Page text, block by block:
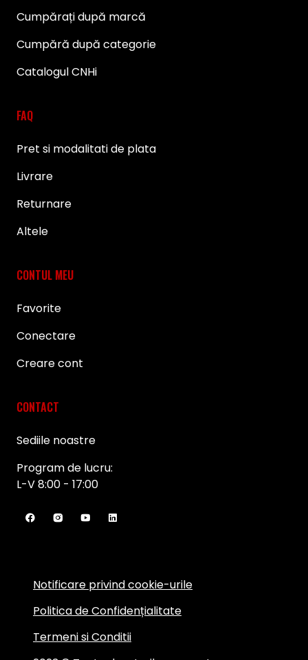
Cumpărați după marcă
Cumpără după categorie
Catalogul CNHi
FAQ
Pret si modalitati de plata
Livrare
Returnare
Altele
CONTUL MEU
Favorite
Conectare
Creare cont
CONTACT
Sediile noastre
Program de lucru:
L-V 8:00 - 17:00
Notificare privind cookie-urile
Politica de Confidențialitate
Termeni si Conditii